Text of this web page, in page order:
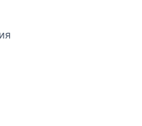
планировка:
одна из которых